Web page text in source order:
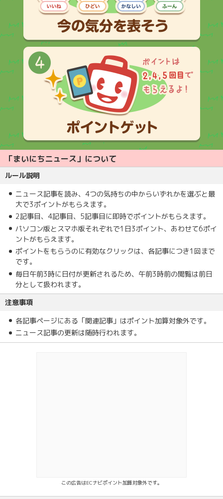
「まいにちニュース」について
ルール説明
ニュース記事を読み、4つの気持ちの中からいずれかを選ぶと最
大で3ポイントがもらえます。
2記事目、4記事目、5記事目に即時でポイントがもらえます。
パソコン版とスマホ版それぞれで1日3ポイント、あわせて6ポイ
ントがもらえます。
ポイントをもらうのに有効なクリックは、各記事につき1回まで
です。
毎日午前3時に日付が更新されるため、午前3時前の閲覧は前日
分として扱われます。
注意事項
各記事ページにある「関連記事」はポイント加算対象外です。
ニュース記事の更新は随時行われます。
この広告はECナビポイント加算対象外です。